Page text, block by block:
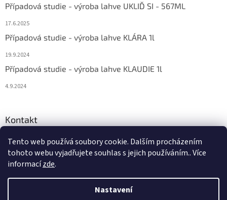
Tento web používá soubory cookie. Dalším procházením
tohoto webu vyjadřujete souhlas s jejich používáním.. Více
informacízde.
Nastavení
Případová studie - výroba lahve UKLIĎ SI - 567ML
17.6.2025
Případová studie - výroba lahve KLÁRA 1l
19.9.2024
Případová studie - výroba lahve KLAUDIE 1l
4.9.2024
Kontakt
eshop@ bema-la.cz
+420 733 762 684